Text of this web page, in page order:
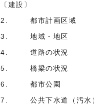
〔建設〕
2. 都市計画区域
3. 地域・地区
4. 道路の状況
5. 橋梁の状況
6. 都市公園
7. 公共下水道（汚水